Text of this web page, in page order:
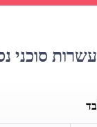
סוכני